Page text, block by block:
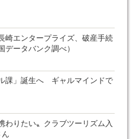
崎エンタープライズ、破産手続
データバンク調べ）
課」誕生へ ギャルマインドで
わりたい〟クラブツーリズム入